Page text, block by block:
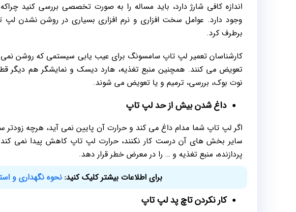
اندازه کافی شارژ دارد، باید مساله را به صورت تخصصی بررسی کنید
وجود دارد. عوامل سخت افزاری و نرم افزاری بسیاری در روشن نشدن لپ
برطرف کرد.
کارشناسان تعمیر لپ تاپ سامسونگ برای عیب یابی سیستمی که روشن نمی
تعویض می کنند. همچنین منبع تغذیه، هارد دیسک و نمایشگر هم دیگر
نوت بوک، بررسی، ترمیم و یا تعویض می شوند.
داغ شدن بیش از حد لپ تاپ
اگر لپ تاپ شما مدام داغ می کند و حرارت آن پایین نمی آید، هرچه زودتر
سایر بخش های آن درست کار نکنند، حرارت لپ تاپ کاهش پیدا نمی کند.
پردازنده، منبع تغذیه و … را در معرض خطر قرار دهد.
برای اطلاعات بیشتر کلیک کنید:نحوه نگهداری و
کار نکردن تاچ پد لپ تاپ